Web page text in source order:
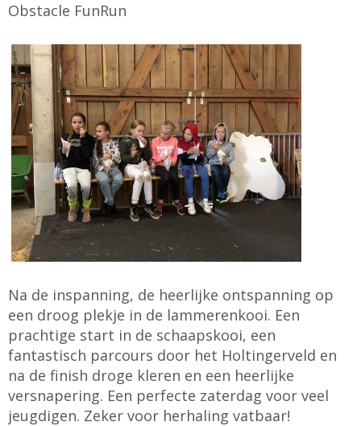
Obstacle FunRun
Na de inspanning, de heerlijke ontspanning op
een droog plekje in de lammerenkooi. Een
prachtige start in de schaapskooi, een
fantastisch parcours door het Holtingerveld en
na de finish droge kleren en een heerlijke
versnapering. Een perfecte zaterdag voor veel
jeugdigen. Zeker voor herhaling vatbaar!